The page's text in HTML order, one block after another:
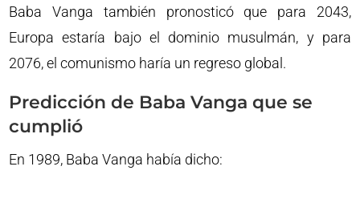
Baba Vanga también pronosticó que para 2043,
Europa estaría bajo el dominio musulmán, y para
2076, el comunismo haría un regreso global.
Predicción de Baba Vanga que se
cumplió
En 1989, Baba Vanga había dicho: